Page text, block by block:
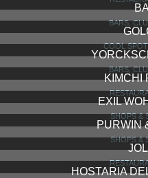
BARS,
COOL
BARS,
KIMCHI
EXIL
SHOPS &
PURWIN
SHOPS &
HOSTARIA